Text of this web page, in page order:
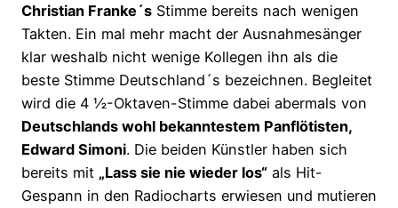
Christian Franke´s Stimme bereits nach wenigen
Takten. Ein mal mehr macht der Ausnahmesänger
klar weshalb nicht wenige Kollegen ihn als die
beste Stimme Deutschland´s bezeichnen. Begleitet
wird die 4 ½-Oktaven-Stimme dabei abermals von
Deutschlands wohl bekanntestem Panflötisten,
Edward Simoni. Die beiden Künstler haben sich
bereits mit „Lass sie nie wieder los“ als Hit-
Gespann in den Radiocharts erwiesen und mutieren